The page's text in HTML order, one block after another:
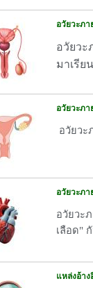
อวัยวะภ
อวัยวะ
มาเรีย
อวัยวะภ
อวัยวะ
อวัยวะภ
อวัยวะ
เลือด"
แหล่งอ้า